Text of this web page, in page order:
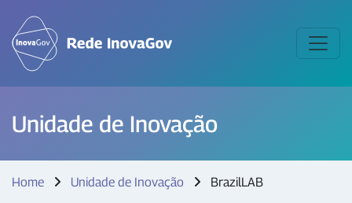
Unidade de Inovação
Home Unidade de Inovação BrazilLAB